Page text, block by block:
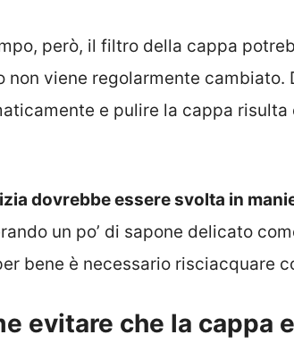
però, il filtro della cappa
non viene regolarmente
e pulire la cappa
dovrebbe essere svolta in
un po’ di sapone delicato
bene è necessario risciacquare
evitare che la cappa